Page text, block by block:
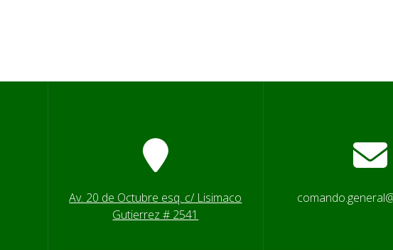
Av. 20 de Octubre esq. c/ Lisimaco
Gutierrez # 2541